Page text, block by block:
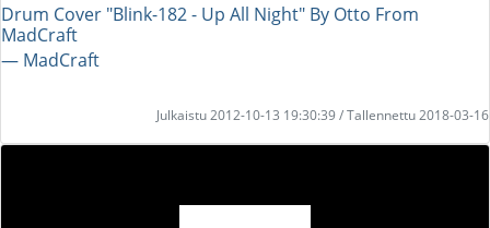
Drum Cover "Blink-182 - Up All Night" By Otto From
MadCraft
― MadCraft
Julkaistu 2012-10-13 19:30:39 / Tallennettu 2018-03-16